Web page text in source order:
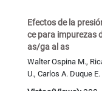
Efectos de la
ce para impurezas
as/ga al as
Walter Ospina M.,
U., Carlos A. Duque E.